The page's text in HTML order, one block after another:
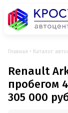
Главная Каталог
Renault
пробегом
305 000